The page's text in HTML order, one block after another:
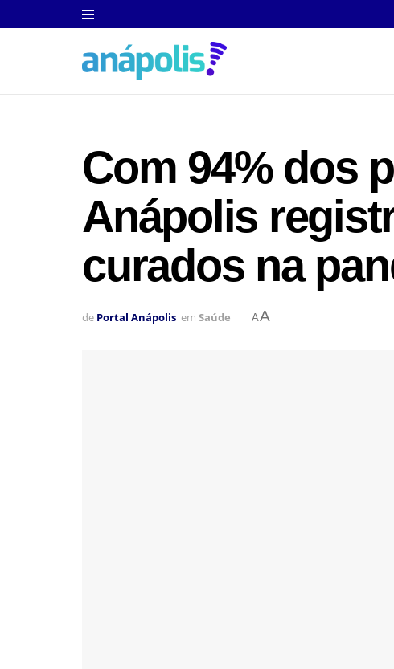
Com 94% dos
Anápolis
curados na
de Portal Anápolis em Saúde AA